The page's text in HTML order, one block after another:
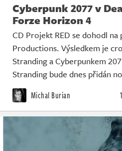
Cyberpunk 2077 v
Forze Horizon 4
CD Projekt RED se dohodl
Productions. Výsledkem je
Stranding a Cyberpunkem
Stranding bude dnes přidán
Michal Burian